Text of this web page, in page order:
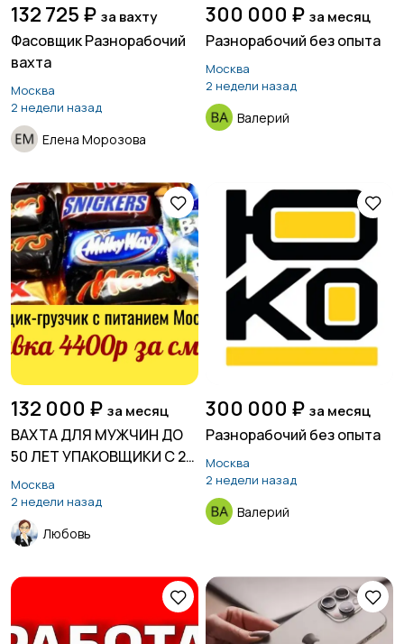
132 725 ₽ за вахту
Фасовщик Разнорабочий
вахта
Москва
2 недели назад
Елена Морозова
300 000 ₽ за месяц
Разнорабочий без опыта
Москва
2 недели назад
Валерий
132 000 ₽ за месяц
ВАХТА ДЛЯ МУЖЧИН ДО
50 ЛЕТ УПАКОВЩИКИ С 2-
Х РАЗОВЫМ ПИТАНИЕМ
МОСКВА РФ
Москва
2 недели назад
Любовь
300 000 ₽ за месяц
Разнорабочий без опыта
Москва
2 недели назад
Валерий